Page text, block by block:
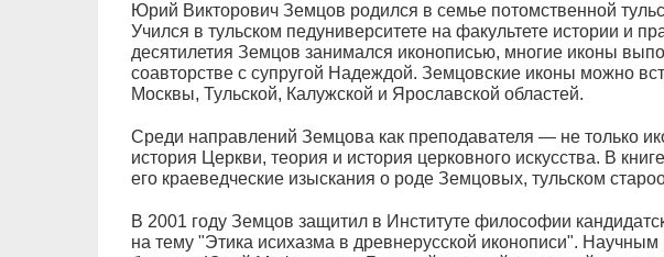
Юрий Викторович Земцов родился в семье потомственной
Учился в тульском педуниверситете на факультете истории и
десятилетия Земцов занимался иконописью, многие иконы
соавторстве с супругой Надеждой. Земцовские иконы можно
Москвы, Тульской, Калужской и Ярославской областей.
Среди направлений Земцова как преподавателя — не только
история Церкви, теория и история церковного искусства. В
его краеведческие изыскания о роде Земцовых, тульском
В 2001 году Земцов защитил в Институте философии
на тему "Этика исихазма в древнерусской иконописи". Научным